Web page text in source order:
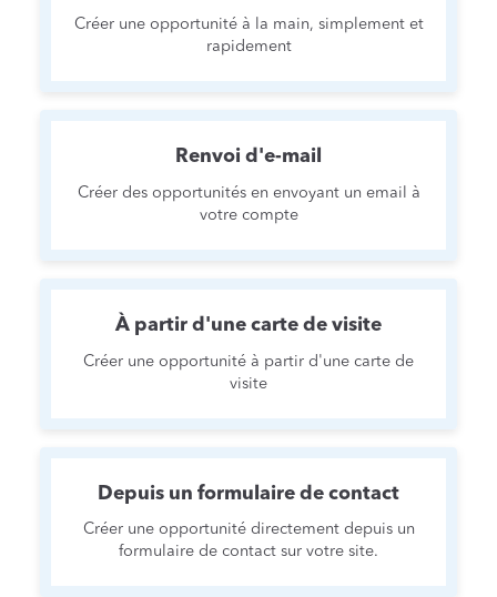
Créer une opportunité à la main, simplement et
rapidement
Renvoi d'e-mail
Créer des opportunités en envoyant un email à
votre compte
À partir d'une carte de visite
Créer une opportunité à partir d'une carte de
visite
Depuis un formulaire de contact
Créer une opportunité directement depuis un
formulaire de contact sur votre site.